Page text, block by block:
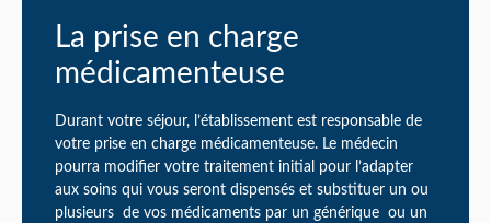
La prise en charge
médicamenteuse
Durant votre séjour, l’établissement est responsable de
votre prise en charge médicamenteuse. Le médecin
pourra modifier votre traitement initial pour l’adapter
aux soins qui vous seront dispensés et substituer un ou
plusieurs de vos médicaments par un générique ou un